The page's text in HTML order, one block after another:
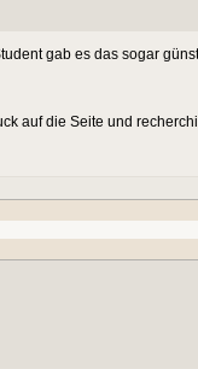
gab es das sogar
auf die Seite und